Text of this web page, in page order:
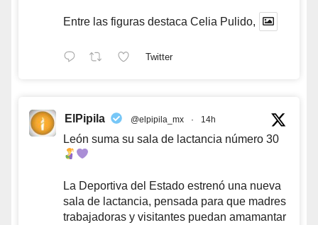
Entre las figuras destaca Celia Pulido,
Twitter
ElPipila @elpipila_mx · 14h
León suma su sala de lactancia número 30
La Deportiva del Estado estrenó una nueva
sala de lactancia, pensada para que madres
trabajadoras y visitantes puedan amamantar